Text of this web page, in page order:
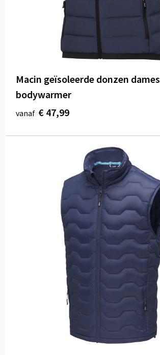
Macin geïsoleerde donzen dames
bodywarmer
vanaf € 47,99